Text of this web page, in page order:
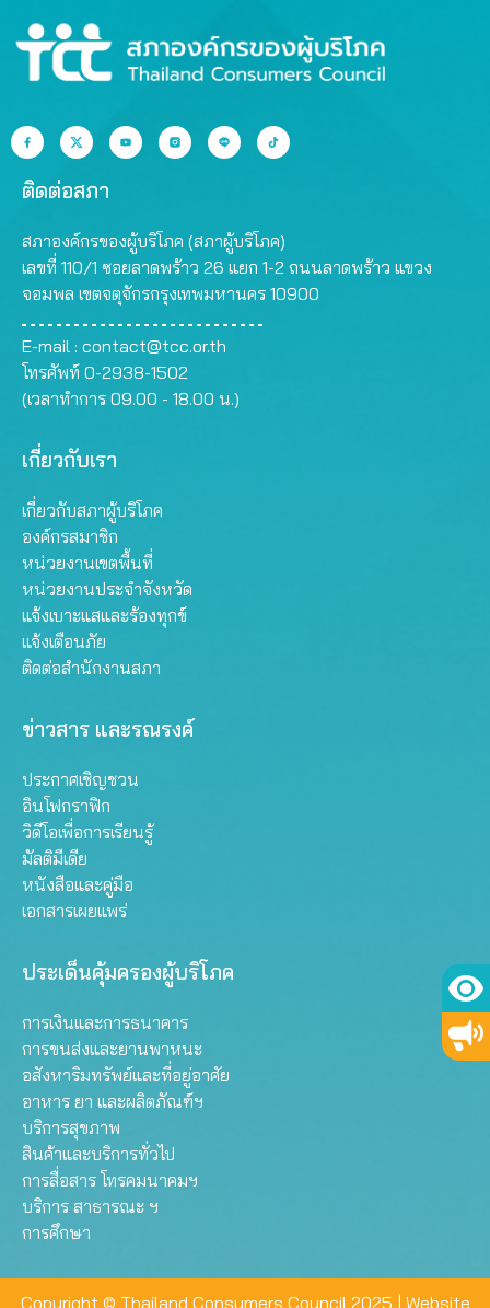
ติดต่อสภา
สภาองค์กรของผู้บริโภค (สภาผู้บริโภค)
เลขที่ 110/1 ซอยลาดพร้าว 26 แยก 1-2 ถนนลาดพร้าว แขวง
จอมพล เขตจตุจักรกรุงเทพมหานคร 10900
E-mail : contact@tcc.or.th
โทรศัพท์ 0-2938-1502
(เวลาทำการ 09.00 - 18.00 น.)
เกี่ยวกับเรา
เกี่ยวกับสภาผู้บริโภค
องค์กรสมาชิก
หน่วยงานเขตพื้นที่
หน่วยงานประจำจังหวัด
แจ้งเบาะแสและร้องทุกข์
แจ้งเตือนภัย
ติดต่อสำนักงานสภา
ข่าวสาร และรณรงค์
ประกาศเชิญชวน
อินโฟกราฟิก
วิดีโอเพื่อการเรียนรู้
มัลติมีเดีย
หนังสือและคู่มือ
เอกสารเผยแพร่
ประเด็นคุ้มครองผู้บริโภค
การเงินและการธนาคาร
การขนส่งและยานพาหนะ
อสังหาริมทรัพย์และที่อยู่อาศัย
อาหาร ยา และผลิตภัณฑ์ฯ
บริการสุขภาพ
สินค้าและบริการทั่วไป
การสื่อสาร โทรคมนาคมฯ
บริการ สาธารณะ ฯ
การศึกษา
Copyright © Thailand Consumers Council 2025 | Website